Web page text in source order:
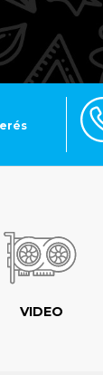
VIDEO